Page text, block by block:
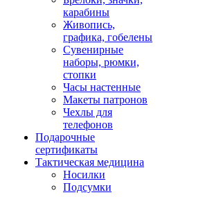
карабины
Живопись,
графика, гобелены
Сувенирные
наборы, рюмки,
стопки
Часы настенные
Макеты патронов
Чехлы для
телефонов
Подарочные
сертификаты
Тактическая медицина
Носилки
Подсумки